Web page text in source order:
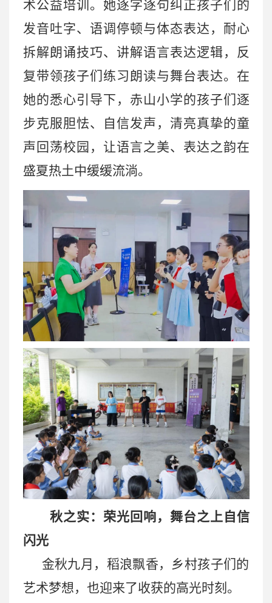
术公益培训。她逐字逐句纠正孩子们的
发音吐字、语调停顿与体态表达，耐心
拆解朗诵技巧、讲解语言表达逻辑，反
复带领孩子们练习朗读与舞台表达。在
她的悉心引导下，赤山小学的孩子们逐
步克服胆怯、自信发声，清亮真挚的童
声回荡校园，让语言之美、表达之韵在
盛夏热土中缓缓流淌。
秋之实：荣光回响，舞台之上自信
闪光
金秋九月，稻浪飘香，乡村孩子们的
艺术梦想，也迎来了收获的高光时刻。